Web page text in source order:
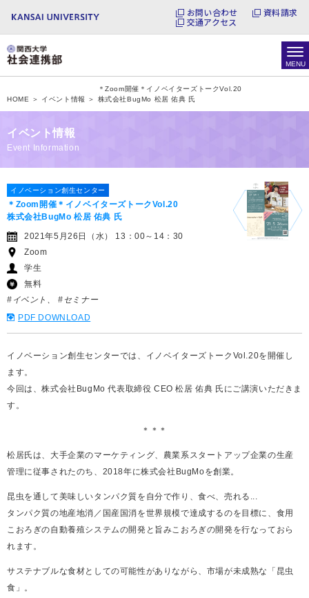
お問い合わせ
資料請求
交通アクセス
HOME ＞ イベント情報 ＞
＊Zoom開催＊イノベイターズトークVol.20
株式会社BugMo 松居 佑典 氏
イベント情報
Event Information
イノベーション創生センター
＊Zoom開催＊イノベイターズトークVol.20
株式会社BugMo 松居 佑典 氏
2021年5月26日（水） 13：00～14：30
Zoom
学生
無料
#イベント
#セミナー
PDF DOWNLOAD
イノベーション創生センターでは、イノベイターズトークVol.20を開催し
ます。
今回は、株式会社BugMo 代表取締役 CEO 松居 佑典 氏にご講演いただきま
す。
＊＊＊
松居氏は、大手企業のマーケティング、農業系スタートアップ企業の生産
管理に従事されたのち、2018年に株式会社BugMoを創業。
昆⾍を通して美味しいタンパク質を⾃分で作り、⾷べ、売れる...
タンパク質の地産地消／国産国消を世界規模で達成するのを⽬標に、⾷⽤
こおろぎの⾃動養殖システムの開発と旨みこおろぎの開発を⾏なっておら
れます。
サステナブルな⾷材としての可能性がありながら、市場が未成熟な「昆⾍
⾷」。